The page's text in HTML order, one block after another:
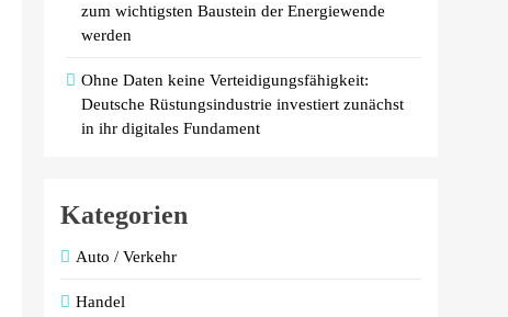
zum wichtigsten Baustein der Energiewende
werden
Ohne Daten keine Verteidigungsfähigkeit:
Deutsche Rüstungsindustrie investiert zunächst
in ihr digitales Fundament
Kategorien
Auto / Verkehr
Handel